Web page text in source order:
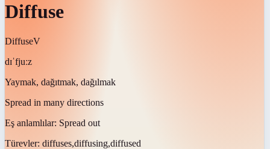
Diffuse
DiffuseV
dɪˈfjuːz
Yaymak, dağıtmak, dağılmak
Spread in many directions
Eş anlamlılar: Spread out
Türevler: diffuses,diffusing,diffused